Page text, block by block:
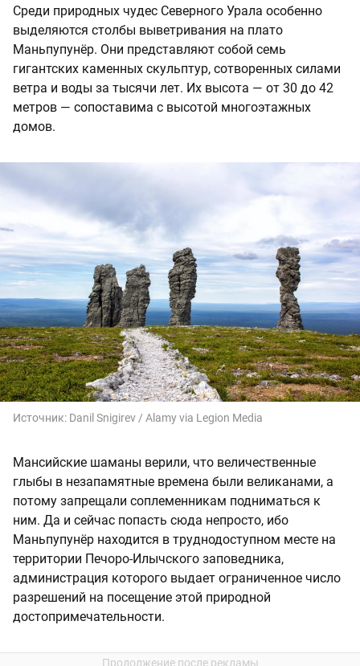
Среди природных чудес Северного Урала особенно
выделяются столбы выветривания на плато
Маньпупунёр. Они представляют собой семь
гигантских каменных скульптур, сотворенных силами
ветра и воды за тысячи лет. Их высота — от 30 до 42
метров — сопоставима с высотой многоэтажных
домов.
Источник: Danil Snigirev / Alamy via Legion Media
Мансийские шаманы верили, что величественные
глыбы в незапамятные времена были великанами, а
потому запрещали соплеменникам подниматься к
ним. Да и сейчас попасть сюда непросто, ибо
Маньпупунёр находится в труднодоступном месте на
территории Печоро-Илычского заповедника,
администрация которого выдает ограниченное число
разрешений на посещение этой природной
достопримечательности.